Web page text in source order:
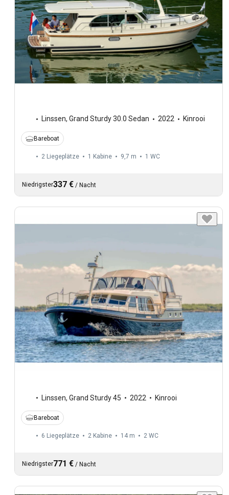
Linssen, Grand Sturdy 30.0 Sedan 2022 Kinrooi
Bareboat
2 Liegeplätze 1 Kabine 9,7 m 1 WC
Niedrigster337 € / Nacht
Linssen, Grand Sturdy 45 2022 Kinrooi
Bareboat
6 Liegeplätze 2 Kabine 14 m 2 WC
Niedrigster771 € / Nacht